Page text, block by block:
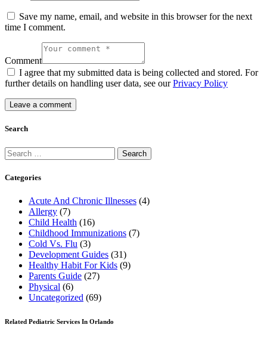
Save my name, email, and website in this browser for the next
time I comment.
Comment
I agree that my submitted data is being collected and stored. For
further details on handling user data, see ourPrivacy Policy
Search
Search
for:
Categories
Acute And Chronic Illnesses (4)
Allergy (7)
Child Health (16)
Childhood Immunizations (7)
Cold Vs. Flu (3)
Development Guides (31)
Healthy Habit For Kids (9)
Parents Guide (27)
Physical (6)
Uncategorized (69)
Related Pediatric Services In Orlando